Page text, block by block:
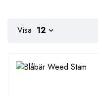
Visa 12